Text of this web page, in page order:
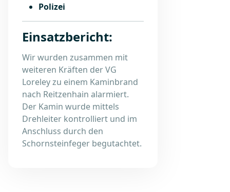
Polizei
Einsatzbericht:
Wir wurden zusammen mit
weiteren Kräften der VG
Loreley zu einem Kaminbrand
nach Reitzenhain alarmiert.
Der Kamin wurde mittels
Drehleiter kontrolliert und im
Anschluss durch den
Schornsteinfeger begutachtet.